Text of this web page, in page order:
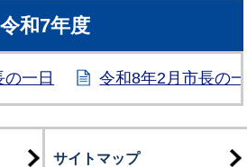
令和7年度
一日 令和8年2月市長の
サイトマップ